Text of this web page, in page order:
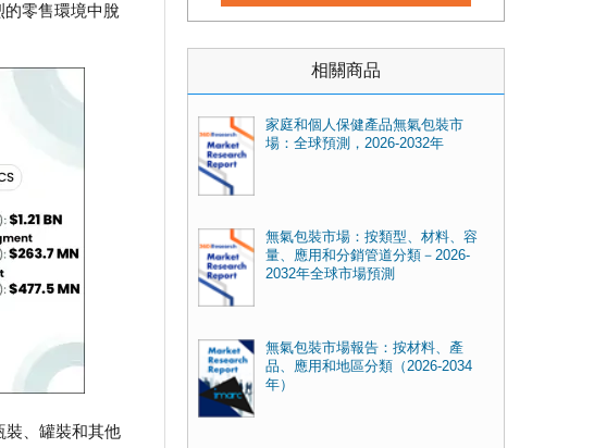
零售環境中脫
裝、罐裝和其他
相關商品
家庭和個人保健產品無氣包裝市
場：全球預測，2026-2032年
無氣包裝市場：按類型、材料、容
量、應用和分銷管道分類－2026-
2032年全球市場預測
無氣包裝市場報告：按材料、產
品、應用和地區分類（2026-2034
年）